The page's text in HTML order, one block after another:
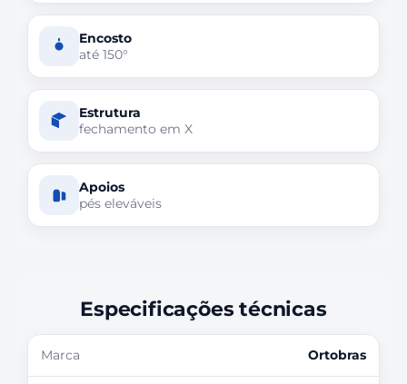
Encosto
até 150°
Estrutura
fechamento em X
Apoios
pés eleváveis
Especificações técnicas
Marca Ortobras